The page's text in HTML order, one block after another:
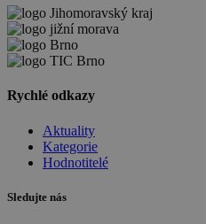
Rychlé odkazy
Aktuality
Kategorie
Hodnotitelé
Sledujte nás